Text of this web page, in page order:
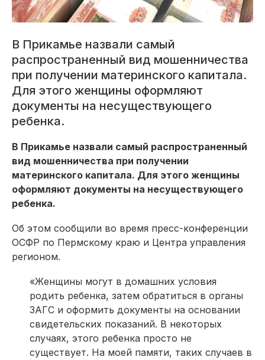
В Прикамье назвали самый
распространенный вид мошенничества
при получении материнского капитала.
Для этого женщины оформляют
документы на несуществующего
ребенка.
В Прикамье назвали самый распространенный
вид мошенничества при получении
материнского капитала. Для этого женщины
оформляют документы на несуществующего
ребенка.
Об этом сообщили во время пресс-конференции
ОСФР по Пермскому краю и Центра управления
регионом.
«Женщины могут в домашних условия
родить ребенка, затем обратиться в органы
ЗАГС и оформить документы на основании
свидетельских показаний. В некоторых
случаях, этого ребенка просто не
существует. На моей памяти, таких случаев в